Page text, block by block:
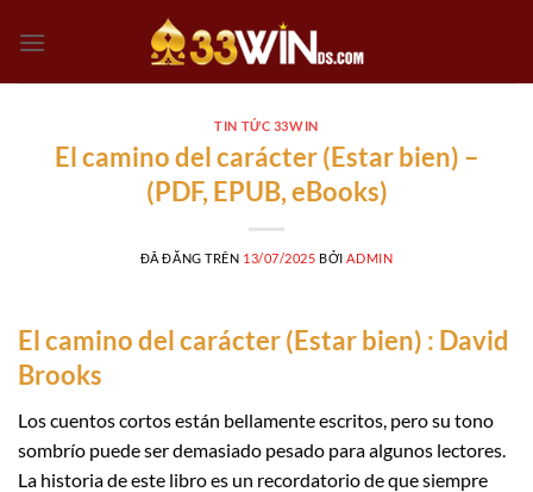
đến
TIN TỨC 33WIN
El camino del carácter (Estar bien) –
(PDF, EPUB, eBooks)
ĐÃ ĐĂNG TRÊN 13/07/2025 BỞI ADMIN
El camino del carácter (Estar bien) : David
Brooks
Los cuentos cortos están bellamente escritos, pero su tono
sombrío puede ser demasiado pesado para algunos lectores.
La historia de este libro es un recordatorio de que siempre